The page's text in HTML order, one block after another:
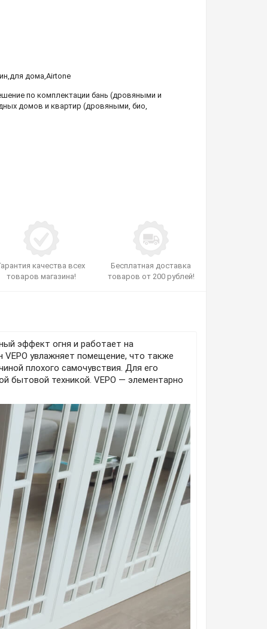
,для дома,Airtone
качества всех
товаров магазина!
Бесплатная доставка
товаров от 200 рублей!
по комплектации бань (дровяными и
домов и квартир (дровяными, био,
эффект огня и работает на
увлажняет помещение, что также
плохого самочувствия. Для его
бытовой техникой. VEPO — элементарно